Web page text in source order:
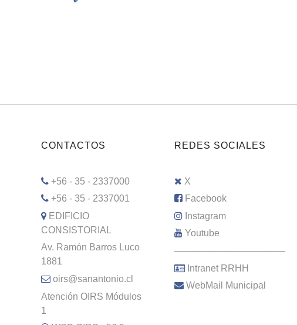
CONTACTOS
+56 - 35 - 2337000
+56 - 35 - 2337001
EDIFICIO
CONSISTORIAL
Av. Ramón Barros Luco
1881
oirs@sanantonio.cl
Atención OIRS Módulos
1
REDES SOCIALES
X
Facebook
Instagram
Youtube
–––––––––––––––––––––
Intranet RRHH
WebMail Municipal